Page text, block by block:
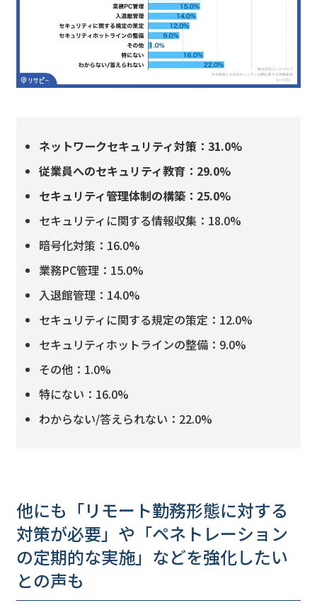
ネットワークセキュリティ対策：31.0%
従業員へのセキュリティ教育：29.0%
セキュリティ管理体制の構築：25.0%
セキュリティに関する情報収集：18.0%
暗号化対策：16.0%
業務PC管理：15.0%
入退館管理：14.0%
セキュリティに関する規定の策定：12.0%
セキュリティホットラインの整備：9.0%
その他：1.0%
特にない：16.0%
わからない/答えられない：22.0%
他にも「リモート勤務形態に対する
対策が必要」や「ペネトレーション
の定期的な実施」などを強化したい
との声も